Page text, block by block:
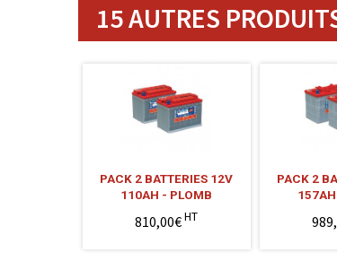
15 AUTRES
PACK 2 BATTERIES 12V
110AH - PLOMB
810,00€HT
PACK 2